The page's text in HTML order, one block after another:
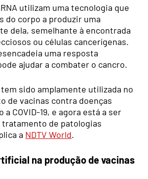
utilizam uma tecnologia que
do corpo a produzir uma
dela, semelhante à encontrada
ou células cancerígenas.
uma resposta
ajudar a combater o cancro.
sido amplamente utilizada no
de vacinas contra doenças
COVID-19, e agora está a ser
tratamento de patologias
a NDTV World.
na produção de vacinas